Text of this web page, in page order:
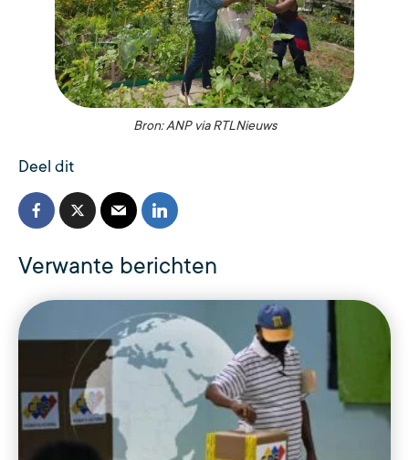
Bron: ANP via RTLNieuws
Deel dit
Verwante berichten